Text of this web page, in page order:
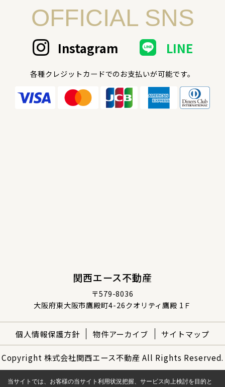
OFFICIAL SNS
Instagram LINE
各種クレジットカードでのお支払いが可能です。
関西エース不動産
〒579-8036
大阪府東大阪市鷹殿町4-26クオリティ鷹殿 1Ｆ
個人情報保護方針 物件アーカイブ サイトマップ
Copyright 株式会社関西エース不動産 All Rights Reserved.
当サイトでは、お客様の当サイト利用状況把握、サービス向上検討を目的と